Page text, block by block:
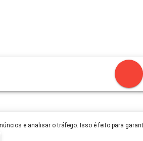
e analisar o tráfego. Isso é feito para